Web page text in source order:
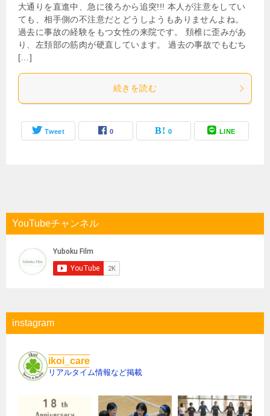
大通りを直進中、急に後ろから追突!!! 本人が注意をしてい
ても、相手側の不注意だとどうしようもありませんよね。
過去に事故の経験をもつ女性の来院です。 頚椎に歪みがあ
り、左頚部の筋肉が硬直しています。 過去の事故でもむち
[…]
続きを読む
Tweet 0 0 LINE
YouTubeチャンネル
instagram
ikoi_care
リアルタイム情報など掲載